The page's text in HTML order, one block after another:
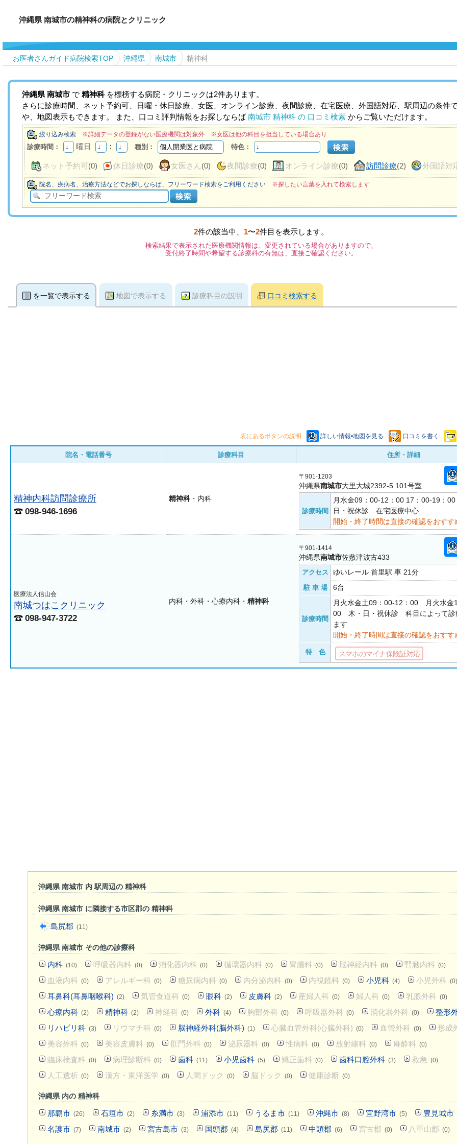
沖縄県 南城市の精神科の病院とクリニック
お医者さんガイド病院検索TOP 沖縄県 南城市 精神科
沖縄県 南城市 で 精神科を標榜する病院・クリニックは2件あります。
さらに診療時間、ネット予約可、日曜・休日診療、女医、オンライン診療、夜間診療、在宅医療、外国語対応、駅周辺の条件
や、地図表示もできます。 また、口コミ評判情報をお探しならば南城市 精神科 の 口コミ検索 からご覧いただけます。
絞り込み検索 ※詳細データの登録がない医療機関は対象外 ※女医は他の科目を担当している場合あり
診療時間： 曜日 ： 種別： 特色：
ネット予約可(0) 休日診療(0) 女医さん(0) 夜間診療(0) オンライン診療(0) 訪問診療(2) 外国語対
院名、疾病名、治療方法などでお探しならば、フリーワード検索をご利用ください ※探したい言葉を入れて検索します
2件の該当中、 1〜2件目を表示します。
検索結果で表示された医療機関情報は、変更されている場合がありますので、
受付終了時間や希望する診療科の有無は、直接ご確認ください。
を一覧で表示する 地図で表示する 診療科目の説明 口コミ検索する
表にあるボタンの説明 詳しい情報•地図を見る 口コミを書く
院名・電話番号 診療科目 住所・詳細
精神内科訪問診療所
098-946-1696
精神科・内科
〒901-1203
沖縄県南城市大里大城2392-5 101号室
診療時間
月水金09：00-12：00 17：00-19：
日・祝休診 在宅医療中心
開始・終了時間は直接の確認をおすす
医療法人信山会
南城つはこクリニック
098-947-3722
内科・外科・心療内科・ 精神科
〒901-1414
沖縄県南城市佐敷津波古433
アクセス ゆいレール 首里駅 車 21分
駐 車 場 6台
診療時間
月火水金土09：00-12：00 月火水金
00 木・日・祝休診 科目によって診
ます
開始・終了時間は直接の確認をおすす
特 色 スマホのマイナ保険証対応
沖縄県 南城市 内 駅周辺の 精神科
沖縄県 南城市 に隣接する市区郡の 精神科
島尻郡 (11)
沖縄県 南城市 その他の診療科
内科 (10) 呼吸器内科 (0) 消化器内科 (0) 循環器内科 (0) 胃腸科 (0) 脳神経内科 (0) 腎臓内科 (0)
血液内科 (0) アレルギー科 (0) 糖尿病内科 (0) 内分泌内科 (0) 内視鏡科 (0) 小児科 (4) 小児外科 (0)
耳鼻科(耳鼻咽喉科) (2) 気管食道科 (0) 眼科 (2) 皮膚科 (2) 産婦人科 (0) 婦人科 (0) 乳腺外科 (0)
心療内科 (2) 精神科 (2) 神経科 (0) 外科 (4) 胸部外科 (0) 呼吸器外科 (0) 消化器外科 (0)
整形
リハビリ科 (3) リウマチ科 (0) 脳神経外科(脳外科) (1) 心臓血管外科(心臓外科) (0) 血管外科 (0)
形成
美容外科 (0) 美容皮膚科 (0) 肛門外科 (0) 泌尿器科 (0) 性病科 (0) 放射線科 (0) 麻酔科 (0)
臨床検査科 (0) 病理診断科 (0) 歯科 (11) 小児歯科 (5) 矯正歯科 (0) 歯科口腔外科 (3) 救急 (0)
人工透析 (0) 漢方・東洋医学 (0) 人間ドック (0) 脳ドック (0) 健康診断 (0)
沖縄県 内の 精神科
那覇市 (26) 石垣市 (2) 糸満市 (3) 浦添市 (11) うるま市 (11) 沖縄市 (8) 宜野湾市 (5) 豊見城市
名護市 (7) 南城市 (2) 宮古島市 (3) 国頭郡 (4) 島尻郡 (11) 中頭郡 (6) 宮古郡 (0) 八重山郡 (0)